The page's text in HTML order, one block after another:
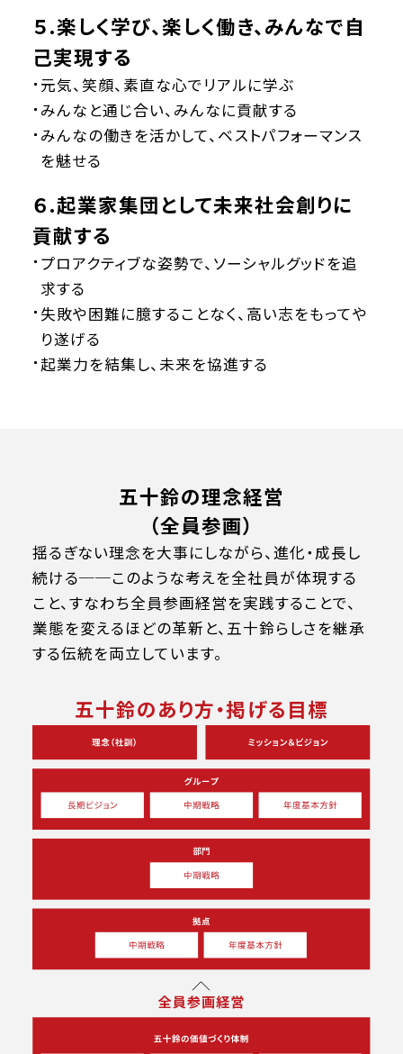
５.楽しく学び、楽しく働き、みんなで自
己実現する
元気、笑顔、素直な心でリアルに学ぶ
みんなと通じ合い、みんなに貢献する
みんなの働きを活かして、ベストパフォーマンス
を魅せる
６.起業家集団として未来社会創りに
貢献する
プロアクティブな姿勢で、ソーシャルグッドを追
求する
失敗や困難に臆することなく、高い志をもってや
り遂げる
起業力を結集し、未来を協進する
五十鈴の理念経営
（全員参画）
揺るぎない理念を大事にしながら、進化・成長し
続ける──このような考えを全社員が体現する
こと、すなわち全員参画経営を実践することで、
業態を変えるほどの革新と、五十鈴らしさを継承
する伝統を両立しています。
五十鈴のあり方・掲げる目標